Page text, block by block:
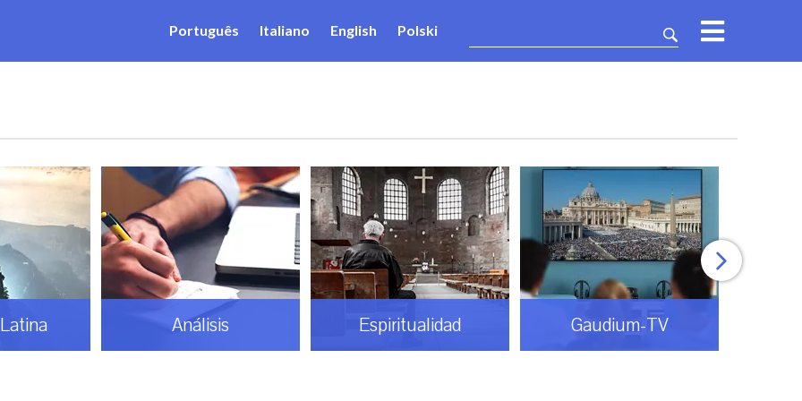
Português Italiano English Polski
Análisis Espiritualidad Gaudium-TV